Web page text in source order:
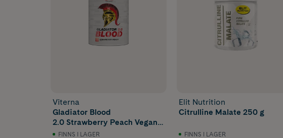
Viterna
Gladiator Blood
2.0 Strawberry Peach Vegan
460 g
FINNS I LAGER
Elit Nutrition
Citrulline Malate 250 g
FINNS I LAGER